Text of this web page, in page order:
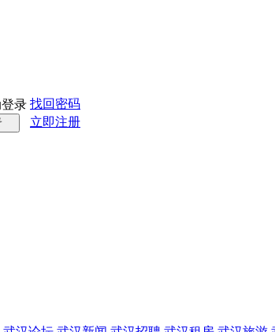
录 找回密码
立即注册